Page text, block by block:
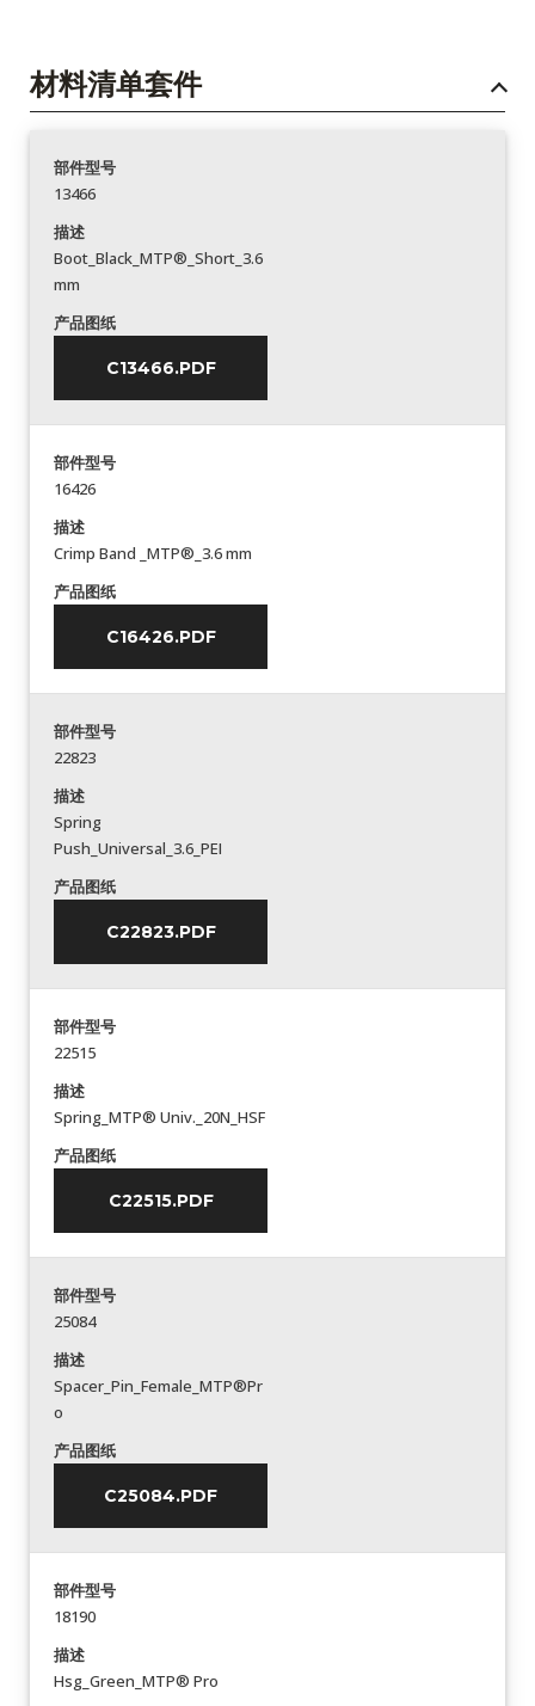
材料清单套件
部件型号
13466
描述
Boot_Black_MTP®_Short_3.6
mm
产品图纸
C13466.PDF
部件型号
16426
描述
Crimp Band _MTP®_3.6 mm
产品图纸
C16426.PDF
部件型号
22823
描述
Spring
Push_Universal_3.6_PEI
产品图纸
C22823.PDF
部件型号
22515
描述
Spring_MTP® Univ._20N_HSF
产品图纸
C22515.PDF
部件型号
25084
描述
Spacer_Pin_Female_MTP®Pr
o
产品图纸
C25084.PDF
部件型号
18190
描述
Hsg_Green_MTP® Pro